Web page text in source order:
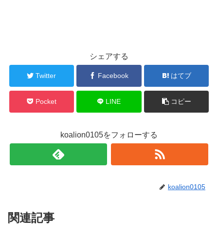
シェアする
Twitter Facebook はてブ
Pocket LINE コピー
koalion0105をフォローする
koalion0105
関連記事